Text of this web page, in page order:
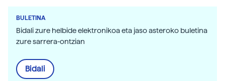
BULETINA
Bidali zure helbide elektronikoa eta jaso asteroko buletina
zure sarrera-ontzian
Bidali